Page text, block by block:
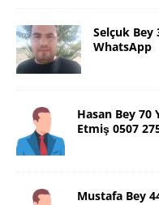
Selçuk Bey
WhatsApp
Hasan Bey 70
Etmiş 0507
Mustafa Bey